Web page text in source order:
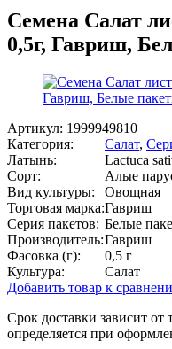
Семена Салат
0,5г, Гавриш,
Артикул: 1999949810
Категория:
Салат,
Латынь:
Lactuca
Сорт:
Алые
Вид культуры:
Овощная
Торговая марка:Гавриш
Серия пакетов: Белые
Производитель:Гавриш
Фасовка (г):
0,5 г
Культура:
Салат
Добавить товар к
Срок доставки зависит
определяется при